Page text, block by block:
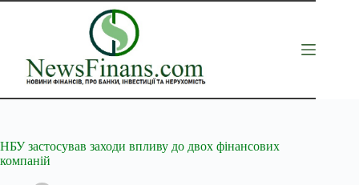
Перейти
НБУ застосував заходи впливу до двох фінансових
компаній